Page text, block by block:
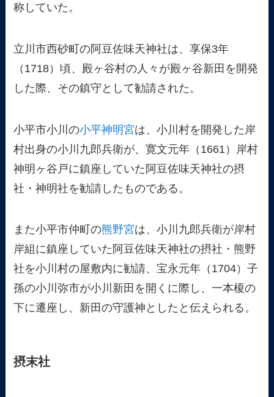
称していた。
立川市西砂町の阿豆佐味天神社は、享保3年
（1718）頃、殿ヶ谷村の人々が殿ヶ谷新田を開発
した際、その鎮守として勧請された。
小平市小川の小平神明宮は、小川村を開発した岸
村出身の小川九郎兵衛が、寛文元年（1661）岸村
神明ヶ谷戸に鎮座していた阿豆佐味天神社の摂
社・神明社を勧請したものである。
また小平市仲町の熊野宮は、小川九郎兵衛が岸村
岸組に鎮座していた阿豆佐味天神社の摂社・熊野
社を小川村の屋敷内に勧請、宝永元年（1704）子
孫の小川弥市が小川新田を開くに際し、一本榎の
下に遷座し、新田の守護神としたと伝えられる。
摂末社